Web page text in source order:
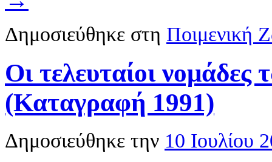
Δημοσιεύθηκε στη Ποιμενική
Οι τελευταίοι
(Καταγραφή 1991)
Δημοσιεύθηκε την 10 Ιουλίου